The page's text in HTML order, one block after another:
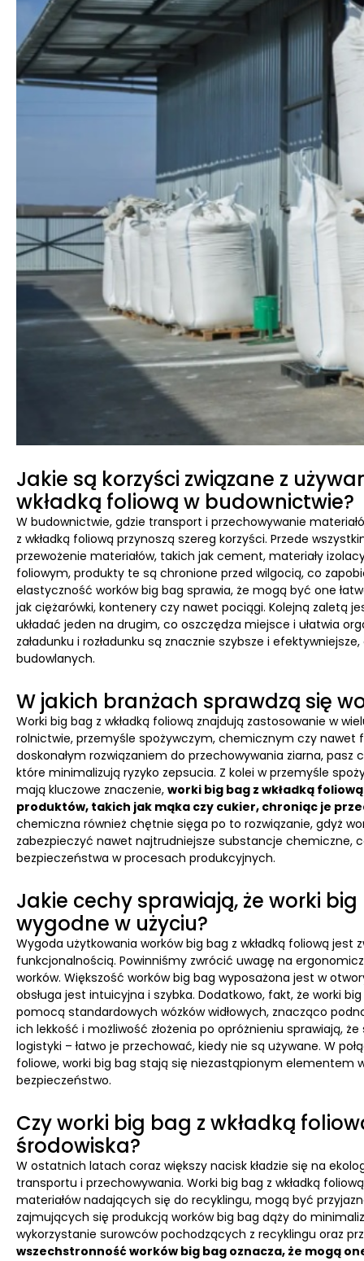
Jakie są korzyści związane z
wkładką foliową w budownictwie?
W budownictwie, gdzie transport i przechowywanie
z wkładką foliową przynoszą szereg korzyści. Przede
przewożenie materiałów, takich jak cement, materiały
foliowym, produkty te są chronione przed wilgocią, co
elastyczność worków big bag sprawia, że mogą być one
jak ciężarówki, kontenery czy nawet pociągi. Kolejną zaletą
układać jeden na drugim, co oszczędza miejsce i ułatwia
załadunku i rozładunku są znacznie szybsze i
budowlanych.
W jakich branżach sprawdzą się
Worki big bag z wkładką foliową znajdują zastosowanie w
rolnictwie, przemyśle spożywczym, chemicznym czy
doskonałym rozwiązaniem do przechowywania ziarna,
które minimalizują ryzyko zepsucia. Z kolei w przemyśle
mają kluczowe znaczenie, worki big bag z wkładką
produktów, takich jak mąka czy cukier, chroniąc je
chemiczna również chętnie sięga po to rozwiązanie, gdyż
zabezpieczyć nawet najtrudniejsze substancje chemiczne,
bezpieczeństwa w procesach produkcyjnych.
Jakie cechy sprawiają, że worki
wygodne w użyciu?
Wygoda użytkowania worków big bag z wkładką foliową
funkcjonalnością. Powinniśmy zwrócić uwagę na
worków. Większość worków big bag wyposażona jest w
obsługa jest intuicyjna i szybka. Dodatkowo, fakt, że worki
pomocą standardowych wózków widłowych, znacząco
ich lekkość i możliwość złożenia po opróżnieniu sprawiają,
logistyki – łatwo je przechować, kiedy nie są używane. W
foliowe, worki big bag stają się niezastąpionym elementem
bezpieczeństwo.
Czy worki big bag z wkładką
środowiska?
W ostatnich latach coraz większy nacisk kładzie się na
transportu i przechowywania. Worki big bag z wkładką
materiałów nadających się do recyklingu, mogą być
zajmujących się produkcją worków big bag dąży do
wykorzystanie surowców pochodzących z recyklingu oraz
wszechstronność worków big bag oznacza, że mogą